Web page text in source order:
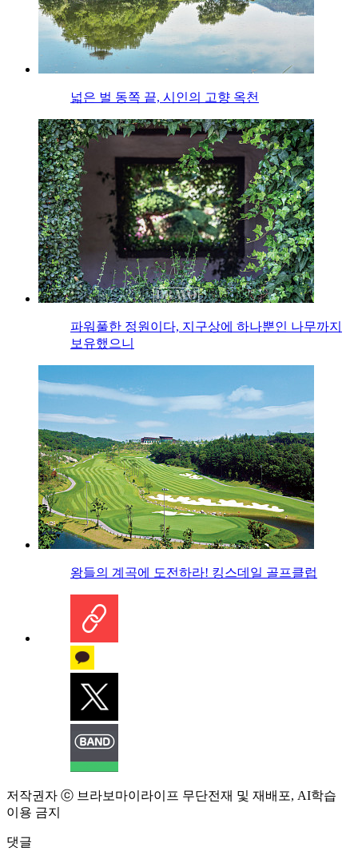
넓은 벌 동쪽 끝, 시인의 고향 옥천
파워풀한 정원이다, 지구상에 하나뿐인 나무까지
보유했으니
왕들의 계곡에 도전하라! 킹스데일 골프클럽
저작권자 ⓒ 브라보마이라이프 무단전재 및 재배포, AI학습
이용 금지
댓글